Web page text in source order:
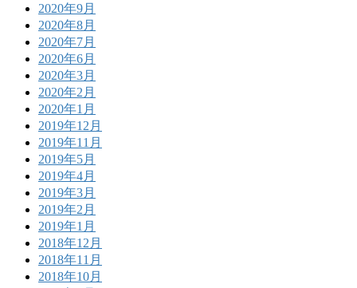
2020年9月
2020年8月
2020年7月
2020年6月
2020年3月
2020年2月
2020年1月
2019年12月
2019年11月
2019年5月
2019年4月
2019年3月
2019年2月
2019年1月
2018年12月
2018年11月
2018年10月